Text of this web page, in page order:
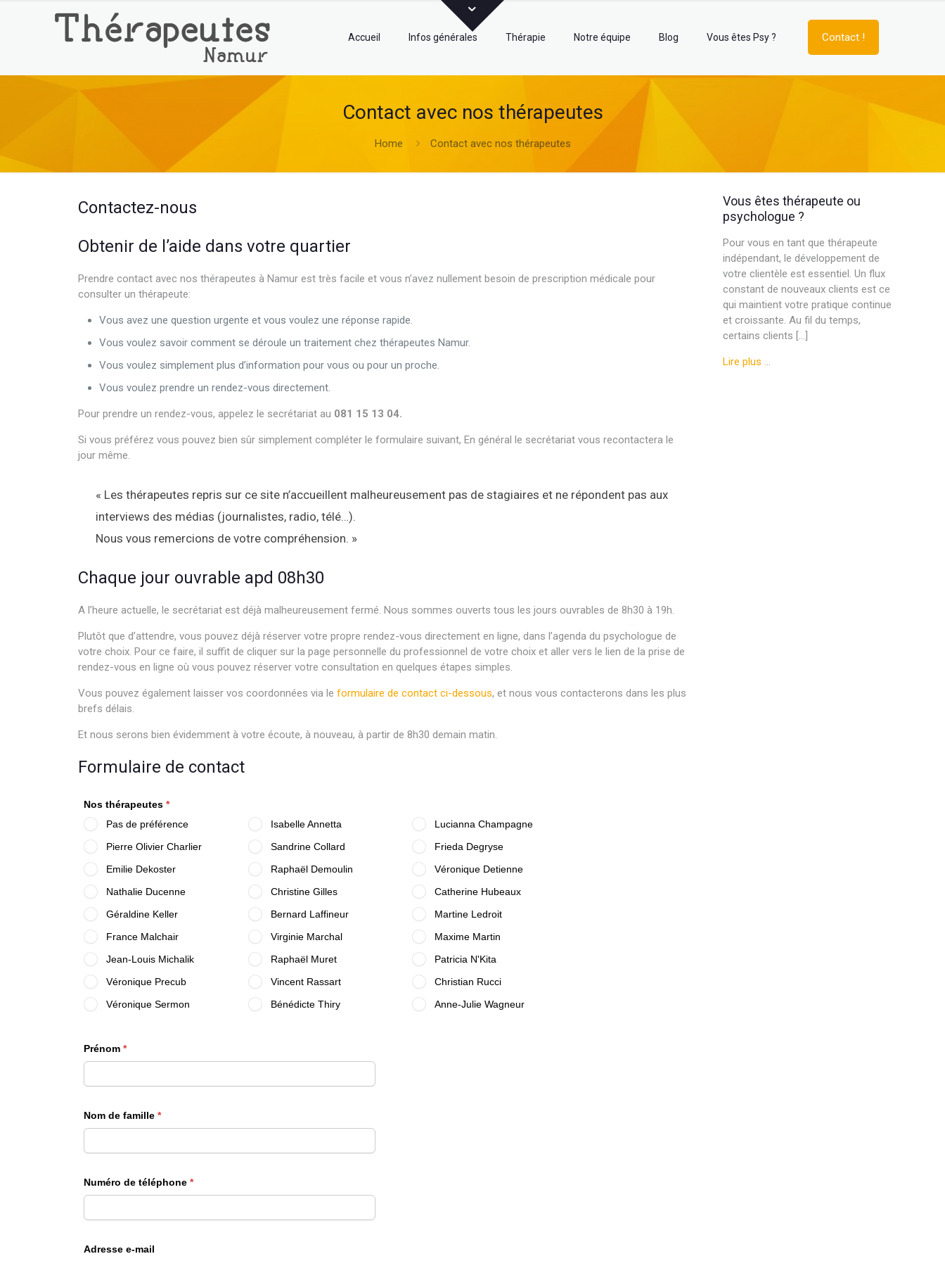
Accueil Infos générales Thérapie Notre équipe Blog Vous êtes Psy ? Contact !
Contact avec nos thérapeutes
Home Contact avec nos thérapeutes
Contactez-nous
Obtenir de l’aide dans votre quartier
Prendre contact avec nos thérapeutes à Namur est très facile et vous n’avez nullement besoin de prescription médicale pour
consulter un thérapeute:
Vous avez une question urgente et vous voulez une réponse rapide.
Vous voulez savoir comment se déroule un traitement chez thérapeutes Namur.
Vous voulez simplement plus d’information pour vous ou pour un proche.
Vous voulez prendre un rendez-vous directement.
Pour prendre un rendez-vous, appelez le secrétariat au 081 15 13 04.
Si vous préférez vous pouvez bien sûr simplement compléter le formulaire suivant, En général le secrétariat vous recontactera le
jour même.
« Les thérapeutes repris sur ce site n’accueillent malheureusement pas de stagiaires et ne répondent pas aux
interviews des médias (journalistes, radio, télé…).
Nous vous remercions de votre compréhension. »
Chaque jour ouvrable apd 08h30
A l’heure actuelle, le secrétariat est déjà malheureusement fermé. Nous sommes ouverts tous les jours ouvrables de 8h30 à 19h.
Plutôt que d’attendre, vous pouvez déjà réserver votre propre rendez-vous directement en ligne, dans l’agenda du psychologue de
votre choix. Pour ce faire, il suffit de cliquer sur la page personnelle du professionnel de votre choix et aller vers le lien de la prise de
rendez-vous en ligne où vous pouvez réserver votre consultation en quelques étapes simples.
Vous pouvez également laisser vos coordonnées via leformulaire de contact ci-dessous, et nous vous contacterons dans les plus
brefs délais.
Et nous serons bien évidemment à votre écoute, à nouveau, à partir de 8h30 demain matin.
Formulaire de contact
Vous êtes thérapeute ou
psychologue ?
Pour vous en tant que thérapeute
indépendant, le développement de
votre clientèle est essentiel. Un flux
constant de nouveaux clients est ce
qui maintient votre pratique continue
et croissante. Au fil du temps,
certains clients […]
Lire plus ...